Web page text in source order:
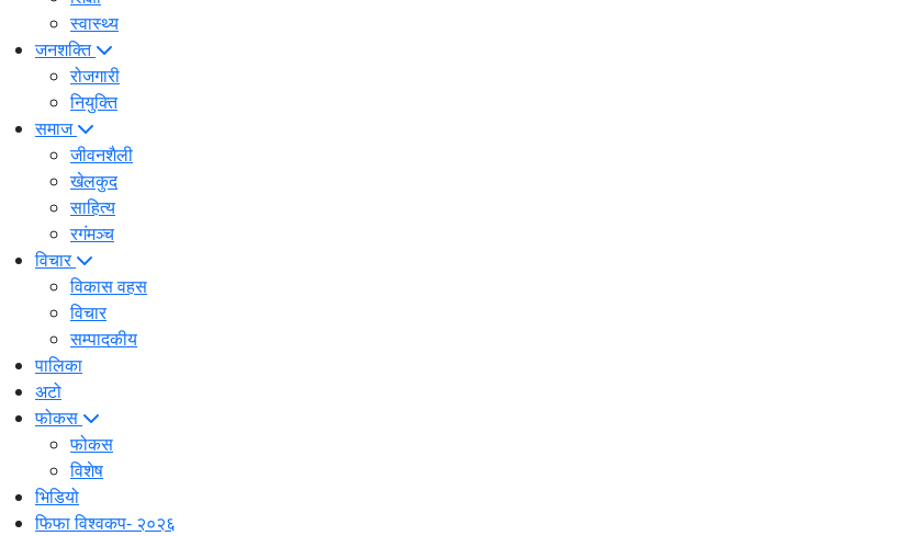
स्वास्थ्य
जनशक्ति
रोजगारी
नियुक्ति
समाज
जीवनशैली
खेलकुद
साहित्य
रगंमञ्च
विचार
विकास वहस
विचार
सम्पादकीय
पालिका
अटो
फोकस
फोकस
विशेष
भिडियो
फिफा विश्वकप- २०२६